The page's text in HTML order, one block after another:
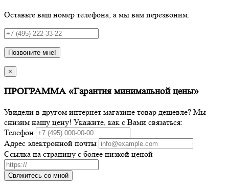
Оставьте ваш номер телефона, а мы вам перезвоним:
Позвоните мне!
×
ПРОГРАММА «Гарантия минимальной цены»
Увидели в другом интернет магазине товар дешевле? Мы
снизим нашу цену! Укажите, как с Вами связаться:
Телефон
Адрес электронной почты
Ссылка на страницу с более низкой ценой
Свяжитесь со мной